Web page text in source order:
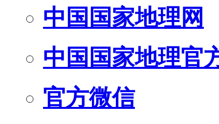
中国国家地理网
中国国家地理官
官方微信